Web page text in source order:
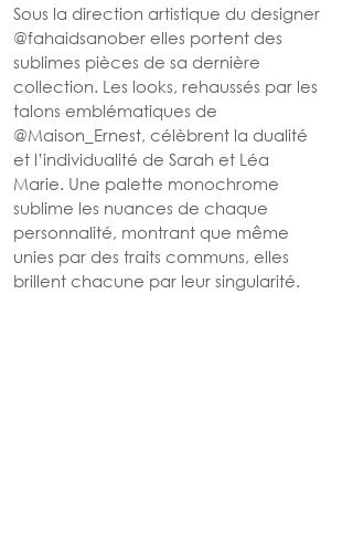
Sous la direction artistique du designer
@fahaidsanober elles portent des
sublimes pièces de sa dernière
collection. Les looks, rehaussés par les
talons emblématiques de
@Maison_Ernest, célèbrent la dualité
et l’individualité de Sarah et Léa
Marie. Une palette monochrome
sublime les nuances de chaque
personnalité, montrant que même
unies par des traits communs, elles
brillent chacune par leur singularité.